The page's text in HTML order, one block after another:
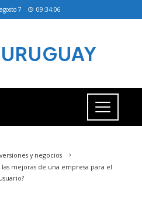
7 09:34:07
y negocios
mejoras de una empresa para el
usuario?